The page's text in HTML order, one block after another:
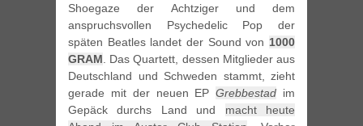
Shoegaze der Achtziger und dem
anspruchsvollen Psychedelic Pop der
späten Beatles landet der Sound von 1000
GRAM. Das Quartett, dessen Mitglieder aus
Deutschland und Schweden stammt, zieht
gerade mit der neuen EPGrebbestad im
Gepäck durchs Land und macht heute